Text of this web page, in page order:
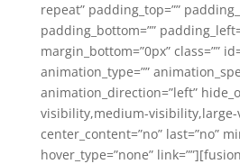
repeat” padding_top=””
padding_bottom=””
margin_bottom=”0px” class=””
animation_type=””
animation_direction=”left”
visibility,medium-visibility,large-
center_content=”no” last=”no”
hover_type=”none”